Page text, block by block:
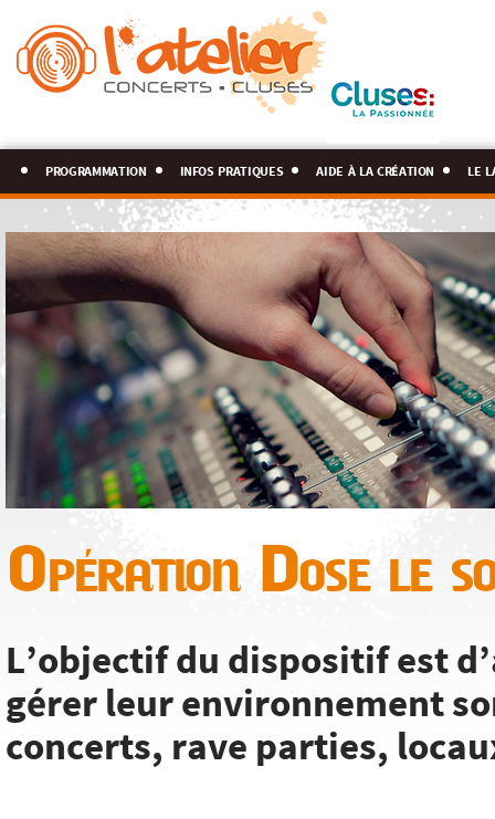
programmation infos pratiques aide à la création le
Opération Dose le
L’objectif du dispositif est
gérer leur environnement
concerts, rave parties,